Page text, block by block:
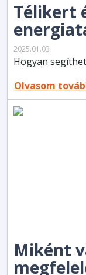
Télikert
2025.01.03
Hogyan
Olvasom
Miként